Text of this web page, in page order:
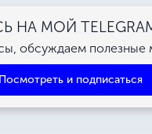
МОЙ TELEGRAM
обсуждаем полезные
и подписаться